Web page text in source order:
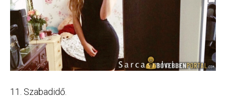
11. Szabadidő.